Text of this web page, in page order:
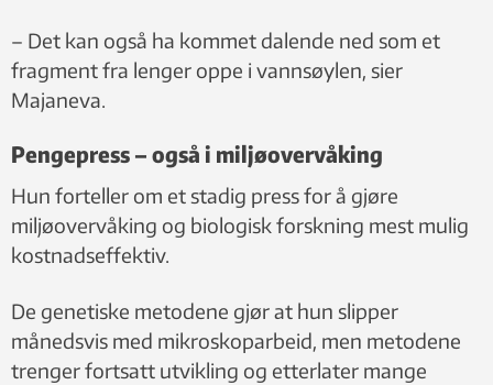
– Det kan også ha kommet dalende ned som et
fragment fra lenger oppe i vannsøylen, sier
Majaneva.
Pengepress – også i miljøovervåking
Hun forteller om et stadig press for å gjøre
miljøovervåking og biologisk forskning mest mulig
kostnadseffektiv.
De genetiske metodene gjør at hun slipper
månedsvis med mikroskoparbeid, men metodene
trenger fortsatt utvikling og etterlater mange